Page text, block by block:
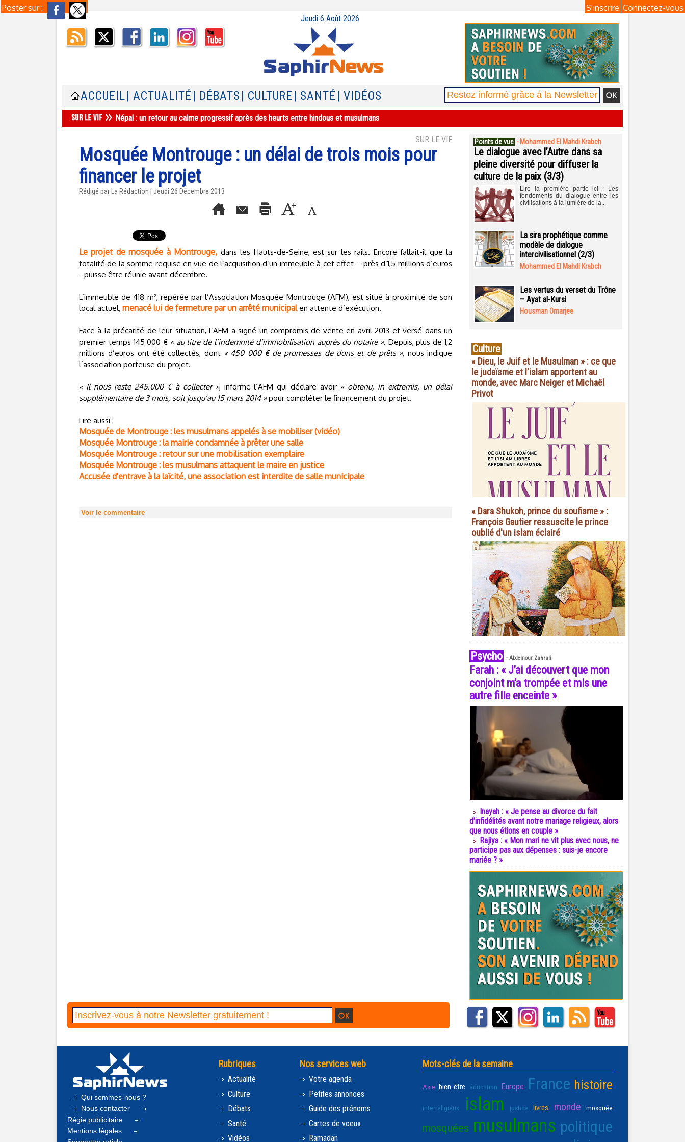
Poster sur : Connectez-vous
S'inscrire
Jeudi 6 Août 2026
ACCUEIL | ACTUALITÉ | DÉBATS | CULTURE | SANTÉ | VIDÉOS
Népal : un retour au calme progressif après des heurts entre hindous et musulmans
SUR LE VIF
Mosquée Montrouge : un délai de trois mois pour
financer le projet
Rédigé par La Rédaction | Jeudi 26 Décembre 2013
Le projet de mosquée à Montrouge, dans les Hauts-de-Seine, est sur les rails. Encore fallait-il que la
totalité de la somme requise en vue de l’acquisition d’un immeuble à cet effet – près d’1,5 millions d’euros
- puisse être réunie avant décembre.
L’immeuble de 418 m², repérée par l’Association Mosquée Montrouge (AFM), est situé à proximité de son
local actuel, menacé lui de fermeture par un arrêté municipalen attente d’exécution.
Face à la précarité de leur situation, l’AFM a signé un compromis de vente en avril 2013 et versé dans un
premier temps 145 000 € « au titre de l’indemnité d’immobilisation auprès du notaire ». Depuis, plus de 1,2
millions d’euros ont été collectés, dont « 450 000 € de promesses de dons et de prêts », nous indique
l’association porteuse du projet.
« Il nous reste 245.000 € à collecter », informe l’AFM qui déclare avoir « obtenu, in extremis, un délai
supplémentaire de 3 mois, soit jusqu’au 15 mars 2014 »pour compléter le financement du projet.
Lire aussi :
Mosquée de Montrouge : les musulmans appelés à se mobiliser (vidéo)
Mosquée Montrouge : la mairie condamnée à prêter une salle
Mosquée Montrouge : retour sur une mobilisation exemplaire
Mosquée Montrouge : les musulmans attaquent le maire en justice
Accusée d'entrave à la laïcité, une association est interdite de salle municipale
Voir le commentaire
Points de vue - Mohammed El Mahdi Krabch
Le dialogue avec l’Autre dans sa
pleine diversité pour diffuser la
culture de la paix (3/3)
Lire la première partie ici : Les
fondements du dialogue entre les
civilisations à la lumière de la...
La sira prophétique comme
modèle de dialogue
intercivilisationnel (2/3)
Mohammed El Mahdi Krabch
Les vertus du verset du Trône
– Ayat al-Kursi
Housman Omarjee
Culture
« Dieu, le Juif et le Musulman » : ce que
le judaïsme et l'islam apportent au
monde, avec Marc Neiger et Michaël
Privot
« Dara Shukoh, prince du soufisme » :
François Gautier ressuscite le prince
oublié d'un islam éclairé
Psycho - Abdelnour Zahrali
Farah : « J’ai découvert que mon
conjoint m’a trompée et mis une
autre fille enceinte »
Inayah : « Je pense au divorce du fait
d’infidélités avant notre mariage religieux, alors
que nous étions en couple »
Rajiya : « Mon mari ne vit plus avec nous, ne
participe pas aux dépenses : suis-je encore
mariée ? »
Qui sommes-nous ?
Nous contacter
Régie publicitaire
Mentions légales
Rubriques
Actualité
Culture
Débats
Santé
Vidéos
Nos services web
Votre agenda
Petites annonces
Guide des prénoms
Cartes de voeux
Ramadan
Mots-clés de la semaine
Asie bien-être éducation Europe France histoire
interreligieux islam justice livres monde mosquée
mosquées musulmans politique